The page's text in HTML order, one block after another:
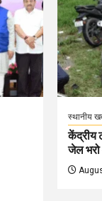
स्थानीय
केंद्रीय
जेल भरो